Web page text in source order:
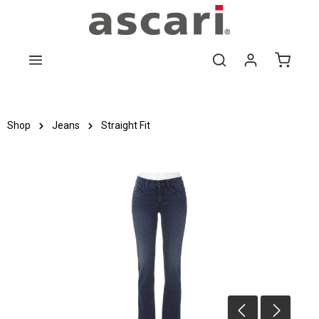
Zum Hauptinhalt springen
Shop Jeans Straight Fit